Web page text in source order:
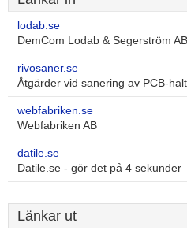
lodab.se
DemCom Lodab & Segerström AB
rivosaner.se
Åtgärder vid sanering av PCB-
webfabriken.se
Webfabriken AB
datile.se
Datile.se - gör det på 4 sekunder
Länkar ut